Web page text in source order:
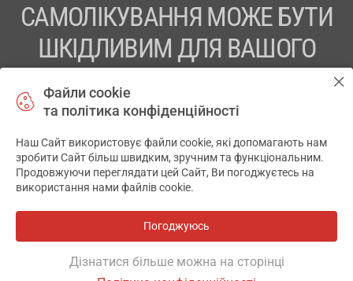
САМОЛІКУВАННЯ МОЖЕ БУТИ
ШКІДЛИВИМ ДЛЯ ВАШОГО
ПЕРЕД ЗАСТОСУВАННЯМ ПРЕПАРАТУ ПРОКОНСУЛЬТУЙТЕСЬ
ТОВ «АПТЕКА 911.ЮА» Код ЄДРПОУ 43631965.
Відмова від відповідальності
© 2014-2026. Медична інформаційна система АПТЕКА911.ЮА
Файли cookie
та політика конфіденційності
Наш Сайт використовує файли cookie, які допомагають нам
зробити Сайт більш швидким, зручним та функціональним.
Продовжуючи переглядати цей Сайт, Ви погоджуєтесь на
використання нами файлів cookie.
Погоджуюсь
Дізнатися більше можна на сторінці
✕